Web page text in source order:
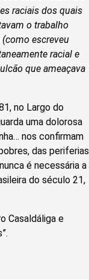
raciais dos quais
o trabalho
escreveu
racial e
que ameaçava
no Largo do
uma dolorosa
nos confirmam
das periferias
é necessária a
do século 21,
Casaldáliga e